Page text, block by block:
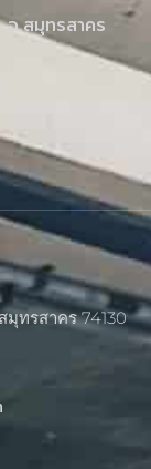
.สมุทรสาคร
มุทรสาคร 74130